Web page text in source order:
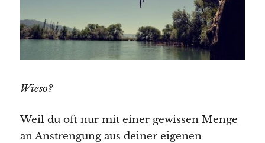
Wieso?
Weil du oft nur mit einer gewissen Menge
an Anstrengung aus deiner eigenen